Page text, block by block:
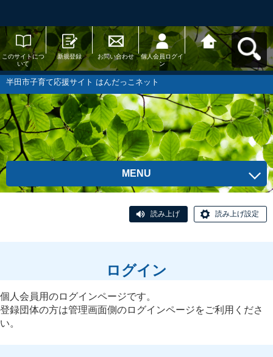
このサイトにつ
いて
新規登録 お問い合わせ
個人会員ログイ
ン
半田市子育て応
援サイト はんだ
っこネットへ戻
半田市子育て応援サイト はんだっこネット
MENU
読み上げ 読み上げ設定
ログイン
個人会員用のログインページです。
登録団体の方は管理画面側のログインページをご利用くださ
い。